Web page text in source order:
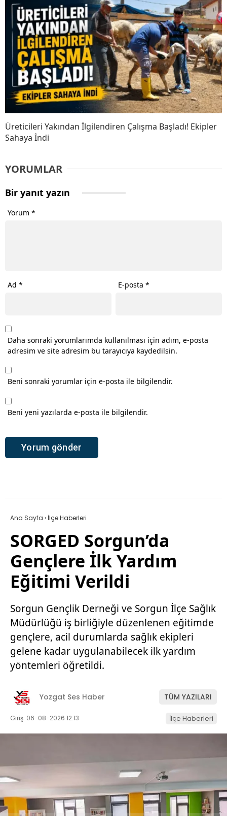
Üreticileri Yakından İlgilendiren Çalışma Başladı! Ekipler
Sahaya İndi
YORUMLAR
Bir yanıt yazın
Yorum *
Ad * E-posta*
Daha sonraki yorumlarımda kullanılması için adım, e-posta
adresim ve site adresim bu tarayıcıya kaydedilsin.
Beni sonraki yorumlar için e-posta ile bilgilendir.
Beni yeni yazılarda e-posta ile bilgilendir.
Ana Sayfa › İlçe Haberleri
SORGED Sorgun’da
Gençlere İlk Yardım
Eğitimi Verildi
Sorgun Gençlik Derneği ve Sorgun İlçe Sağlık
Müdürlüğü iş birliğiyle düzenlenen eğitimde
gençlere, acil durumlarda sağlık ekipleri
gelene kadar uygulanabilecek ilk yardım
yöntemleri öğretildi.
Yozgat Ses Haber TÜM YAZILARI
Giriş: 06-08-2026 12:13 İlçe Haberleri